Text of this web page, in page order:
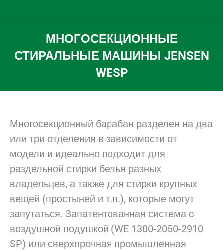
МНОГОСЕКЦИОННЫЕ
СТИРАЛЬНЫЕ МАШИНЫ JENSEN
WESP
Вы здесь:
Многосекционный барабан разделен на два
или три отделения в зависимости от
модели и идеально подходит для
раздельной стирки белья разных
владельцев, а также для стирки крупных
вещей (простыней и т.п.), которые могут
запутаться. Запатентованная система c
воздушной подушкой (WE 1300-2050-2910
SP) или сверхпрочная промышленная